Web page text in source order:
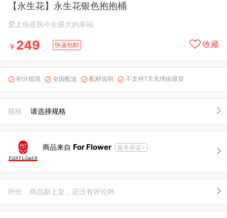
【永生花】永生花银色抱抱桶
爱上你是我今生最大的幸福
￥ 249 快递包邮 收藏
 积分抵现  全国配送  配材说明  不支持7天无理由退货
规格 请选择规格
商品来自 For Flower 服务承诺>
评价 商品新上架，还没有评论哟